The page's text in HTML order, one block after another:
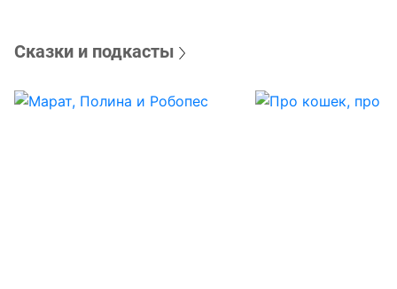
Сказки и подкасты